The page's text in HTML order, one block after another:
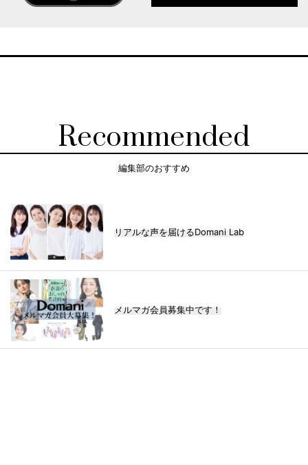
Recommended
編集部のおすすめ
リアルな声を届けるDomani Lab
メルマガ会員募集中です！